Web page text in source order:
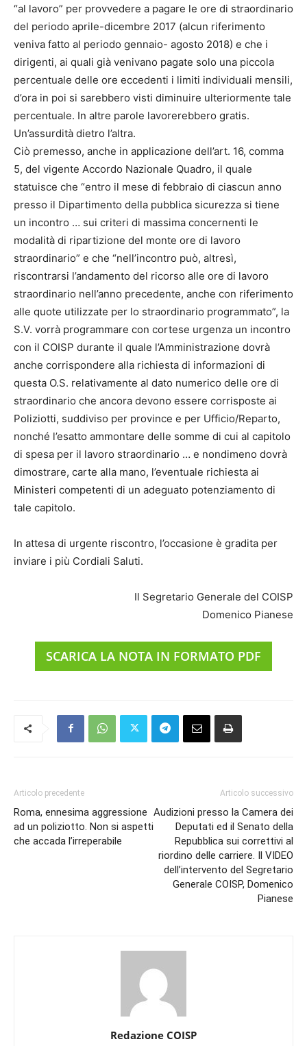
“al lavoro” per provvedere a pagare le ore di straordinario
del periodo aprile-dicembre 2017 (alcun riferimento
veniva fatto al periodo gennaio- agosto 2018) e che i
dirigenti, ai quali già venivano pagate solo una piccola
percentuale delle ore eccedenti i limiti individuali mensili,
d’ora in poi si sarebbero visti diminuire ulteriormente tale
percentuale. In altre parole lavorerebbero gratis.
Un’assurdità dietro l’altra.
Ciò premesso, anche in applicazione dell’art. 16, comma
5, del vigente Accordo Nazionale Quadro, il quale
statuisce che “entro il mese di febbraio di ciascun anno
presso il Dipartimento della pubblica sicurezza si tiene
un incontro … sui criteri di massima concernenti le
modalità di ripartizione del monte ore di lavoro
straordinario” e che “nell’incontro può, altresì,
riscontrarsi l’andamento del ricorso alle ore di lavoro
straordinario nell’anno precedente, anche con riferimento
alle quote utilizzate per lo straordinario programmato”, la
S.V. vorrà programmare con cortese urgenza un incontro
con il COISP durante il quale l’Amministrazione dovrà
anche corrispondere alla richiesta di informazioni di
questa O.S. relativamente al dato numerico delle ore di
straordinario che ancora devono essere corrisposte ai
Poliziotti, suddiviso per province e per Ufficio/Reparto,
nonché l’esatto ammontare delle somme di cui al capitolo
di spesa per il lavoro straordinario … e nondimeno dovrà
dimostrare, carte alla mano, l’eventuale richiesta ai
Ministeri competenti di un adeguato potenziamento di
tale capitolo.
In attesa di urgente riscontro, l’occasione è gradita per
inviare i più Cordiali Saluti.
Il Segretario Generale del COISP
Domenico Pianese
SCARICA LA NOTA IN FORMATO PDF
Articolo precedente
Roma, ennesima aggressione
ad un poliziotto. Non si aspetti
che accada l’irreperabile
Articolo successivo
Audizioni presso la Camera dei
Deputati ed il Senato della
Repubblica sui correttivi al
riordino delle carriere. Il VIDEO
dell’intervento del Segretario
Generale COISP, Domenico
Pianese
Redazione COISP